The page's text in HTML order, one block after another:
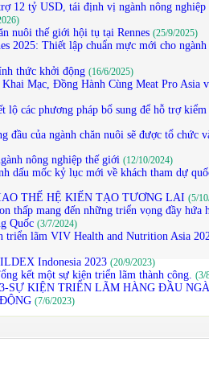
12 tỷ USD, tái định vị ngành nông nghiệp
nuôi thế giới hội tụ tại Rennes (25/9/2025)
2025: Thiết lập chuẩn mực mới cho ngành
thức khởi động (16/6/2025)
Mạc, Đồng Hành Cùng Meat Pro Asia
lộ các phương pháp bổ sung để hỗ trợ kiểm
đầu của ngành chăn nuôi sẽ được tổ chức
nông nghiệp thế giới (12/10/2024)
dấu mốc kỷ lục mới về khách tham dự
THẾ HỆ KIẾN TẠO TƯƠNG LAI (5/
thấp mang đến những triển vọng đầy hứa
Quốc (3/7/2024)
triển lãm VIV Health and Nutrition Asia
Indonesia 2023 (20/9/2023)
kết một sự kiện triển lãm thành công. (3/
SỰ KIỆN TRIỂN LÃM HÀNG ĐẦU
(7/6/2023)